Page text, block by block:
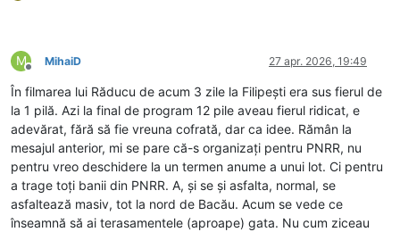
M
Deconectat
MihaiD 27 apr. 2026, 19:49
În filmarea lui Răducu de acum 3 zile la Filipești era sus fierul de
la 1 pilă. Azi la final de program 12 pile aveau fierul ridicat, e
adevărat, fără să fie vreuna cofrată, dar ca idee. Rămân la
mesajul anterior, mi se pare că-s organizați pentru PNRR, nu
pentru vreo deschidere la un termen anume a unui lot. Ci pentru
a trage toți banii din PNRR. A, și se și asfalta, normal, se
asfaltează masiv, tot la nord de Bacău. Acum se vede ce
înseamnă să ai terasamentele (aproape) gata. Nu cum ziceau